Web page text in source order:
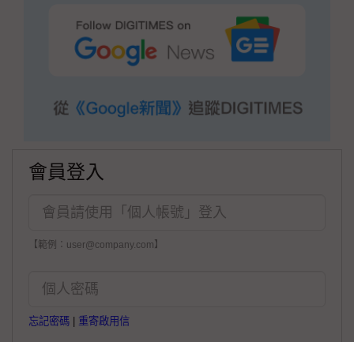
會員登入
【範例：user@company.com】
忘記密碼 重寄啟用信